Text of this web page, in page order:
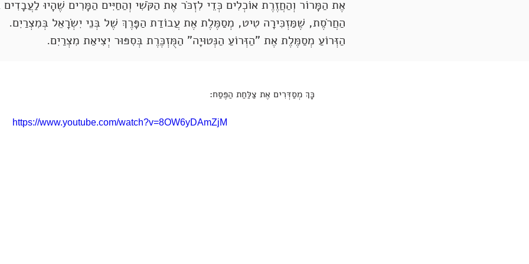
אֶת הַמָּרוֹר וְהַחֲזֶרֶת אוֹכְלִים כְּדֵי לִזְכֹּר אֶת הַקֹּשִׁי וְהַחַיִּים הַמָּרִים שֶׁהָיוּ
הַחֲרֹסֶת, שֶׁמַּזְכִּירָה טִיט, מְסַמֶּלֶת אֶת עֲבוֹדַת הַפָּרֶךְ שֶׁל בְּנֵי יִשְׂרָאֵל בְּמִצְרַיִם.
הַזְּרוֹעַ מְסַמֶּלֶת אֶת "הַזְּרוֹעַ הַנְּטוּיָה" הַמֻּזְכֶּרֶת בְּסִפּוּר יְצִיאַת מִצְרַיִם.
כָּךְ מְסַדְּרִים אֶת צַלַּחַת הַפֶּסַח:
https://www.youtube.com/watch?v=8OW6yDAmZjM